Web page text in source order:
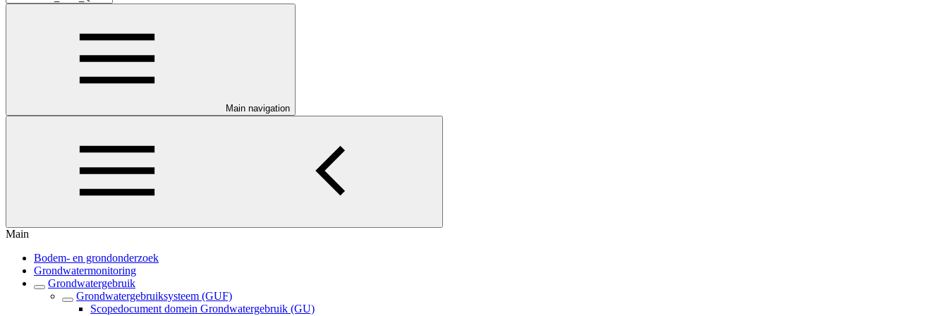
Main navigation
Main
Bodem- en grondonderzoek
Grondwatermonitoring
Grondwatergebruik
Grondwatergebruiksysteem (GUF)
Scopedocument domein Grondwatergebruik (GU)